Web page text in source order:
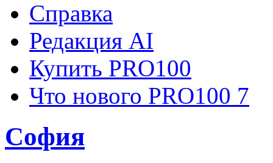
Справка
Редакция AI
Купить PRO100
Что нового PRO100 7
София